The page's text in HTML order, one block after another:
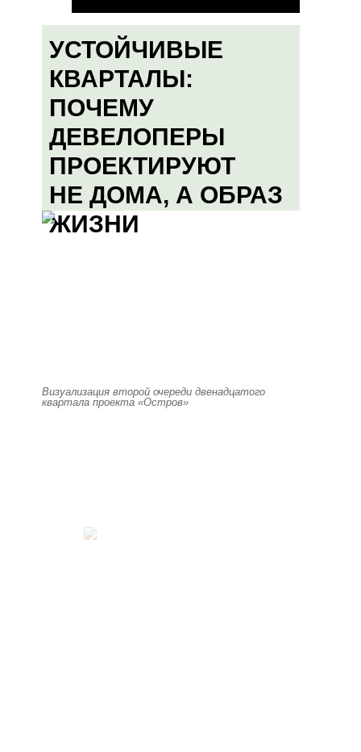
УСТОЙЧИВЫЕ
КВАРТАЛЫ:
ПОЧЕМУ
ДЕВЕЛОПЕРЫ
ПРОЕКТИРУЮТ
НЕ ДОМА, А ОБРАЗ
ЖИЗНИ
Визуализация второй очереди двенадцатого
квартала проекта «Остров»